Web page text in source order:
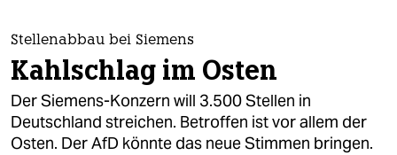
themen
politik
öko
Stellenabbau bei Siemens
Kahlschlag im Osten
Der Siemens-Konzern will 3.500 Stellen in
Deutschland streichen. Betroffen ist vor allem der
Osten. Der AfD könnte das neue Stimmen bringen.